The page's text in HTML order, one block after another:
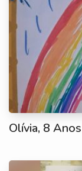
Olívia, 8 Anos